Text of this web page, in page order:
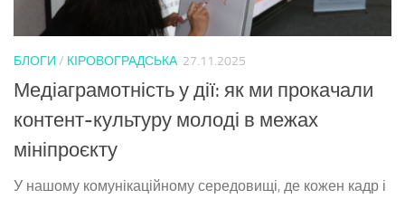
БЛОГИ / КІРОВОГРАДСЬКА 27.11.2025
Медіаграмотність у дії: як ми прокачали
контент-культуру молоді в межах
мініпроєкту
У нашому комунікаційному середовищі, де кожен кадр і